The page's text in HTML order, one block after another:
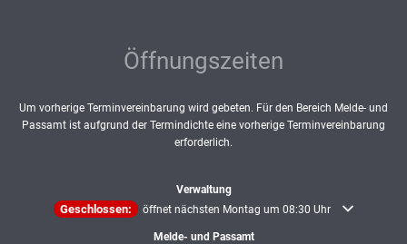
Öffnungszeiten
Um vorherige Terminvereinbarung wird gebeten. Für den Bereich Melde- und
Passamt ist aufgrund der Termindichte eine vorherige Terminvereinbarung
erforderlich.
Verwaltung
Klicken, um weitere Öffnungs- oder Schließzeiten auszublenden
Geschlossen: öffnet nächsten Montag um 08:30 Uhr
Melde- und Passamt